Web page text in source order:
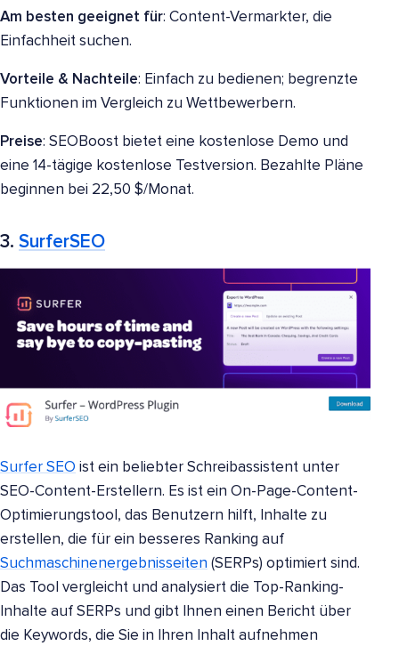
Am besten geeignet für: Content-Vermarkter, die
Einfachheit suchen.
Vorteile & Nachteile: Einfach zu bedienen; begrenzte
Funktionen im Vergleich zu Wettbewerbern.
Preise: SEOBoost bietet eine kostenlose Demo und
eine 14-tägige kostenlose Testversion. Bezahlte Pläne
beginnen bei 22,50 $/Monat.
3. SurferSEO
Surfer SEO ist ein beliebter Schreibassistent unter
SEO-Content-Erstellern. Es ist ein On-Page-Content-
Optimierungstool, das Benutzern hilft, Inhalte zu
erstellen, die für ein besseres Ranking auf
Suchmaschinenergebnisseiten (SERPs) optimiert sind.
Das Tool vergleicht und analysiert die Top-Ranking-
Inhalte auf SERPs und gibt Ihnen einen Bericht über
die Keywords, die Sie in Ihren Inhalt aufnehmen